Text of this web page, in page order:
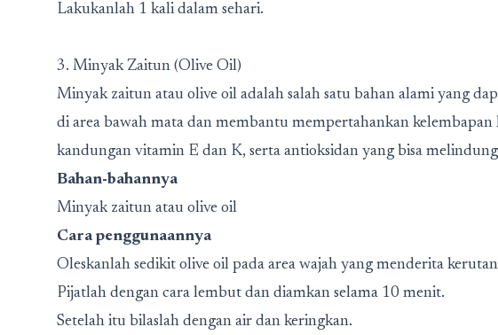
Lakukanlah 1 kali dalam sehari.
3. Minyak Zaitun (Olive Oil)
Minyak zaitun atau olive oil adalah salah satu bahan alami yang
di area bawah mata dan membantu mempertahankan
kandungan vitamin E dan K, serta antioksidan yang bisa
Bahan-bahannya
Minyak zaitun atau olive oil
Cara penggunaannya
Oleskanlah sedikit olive oil pada area wajah yang menderita
Pijatlah dengan cara lembut dan diamkan selama 10 menit.
Setelah itu bilaslah dengan air dan keringkan.